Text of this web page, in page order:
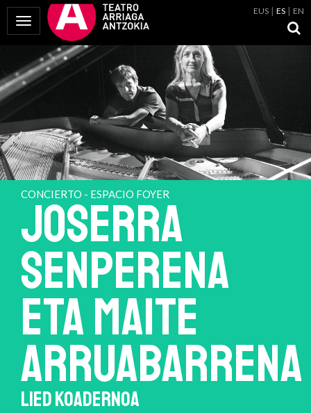
Mostrar Menú
EUS ES EN
CONCIERTO - ESPACIO FOYER
JOSERRA
SENPERENA
ETA MAITE
ARRUABARRENA
LIED KOADERNOA